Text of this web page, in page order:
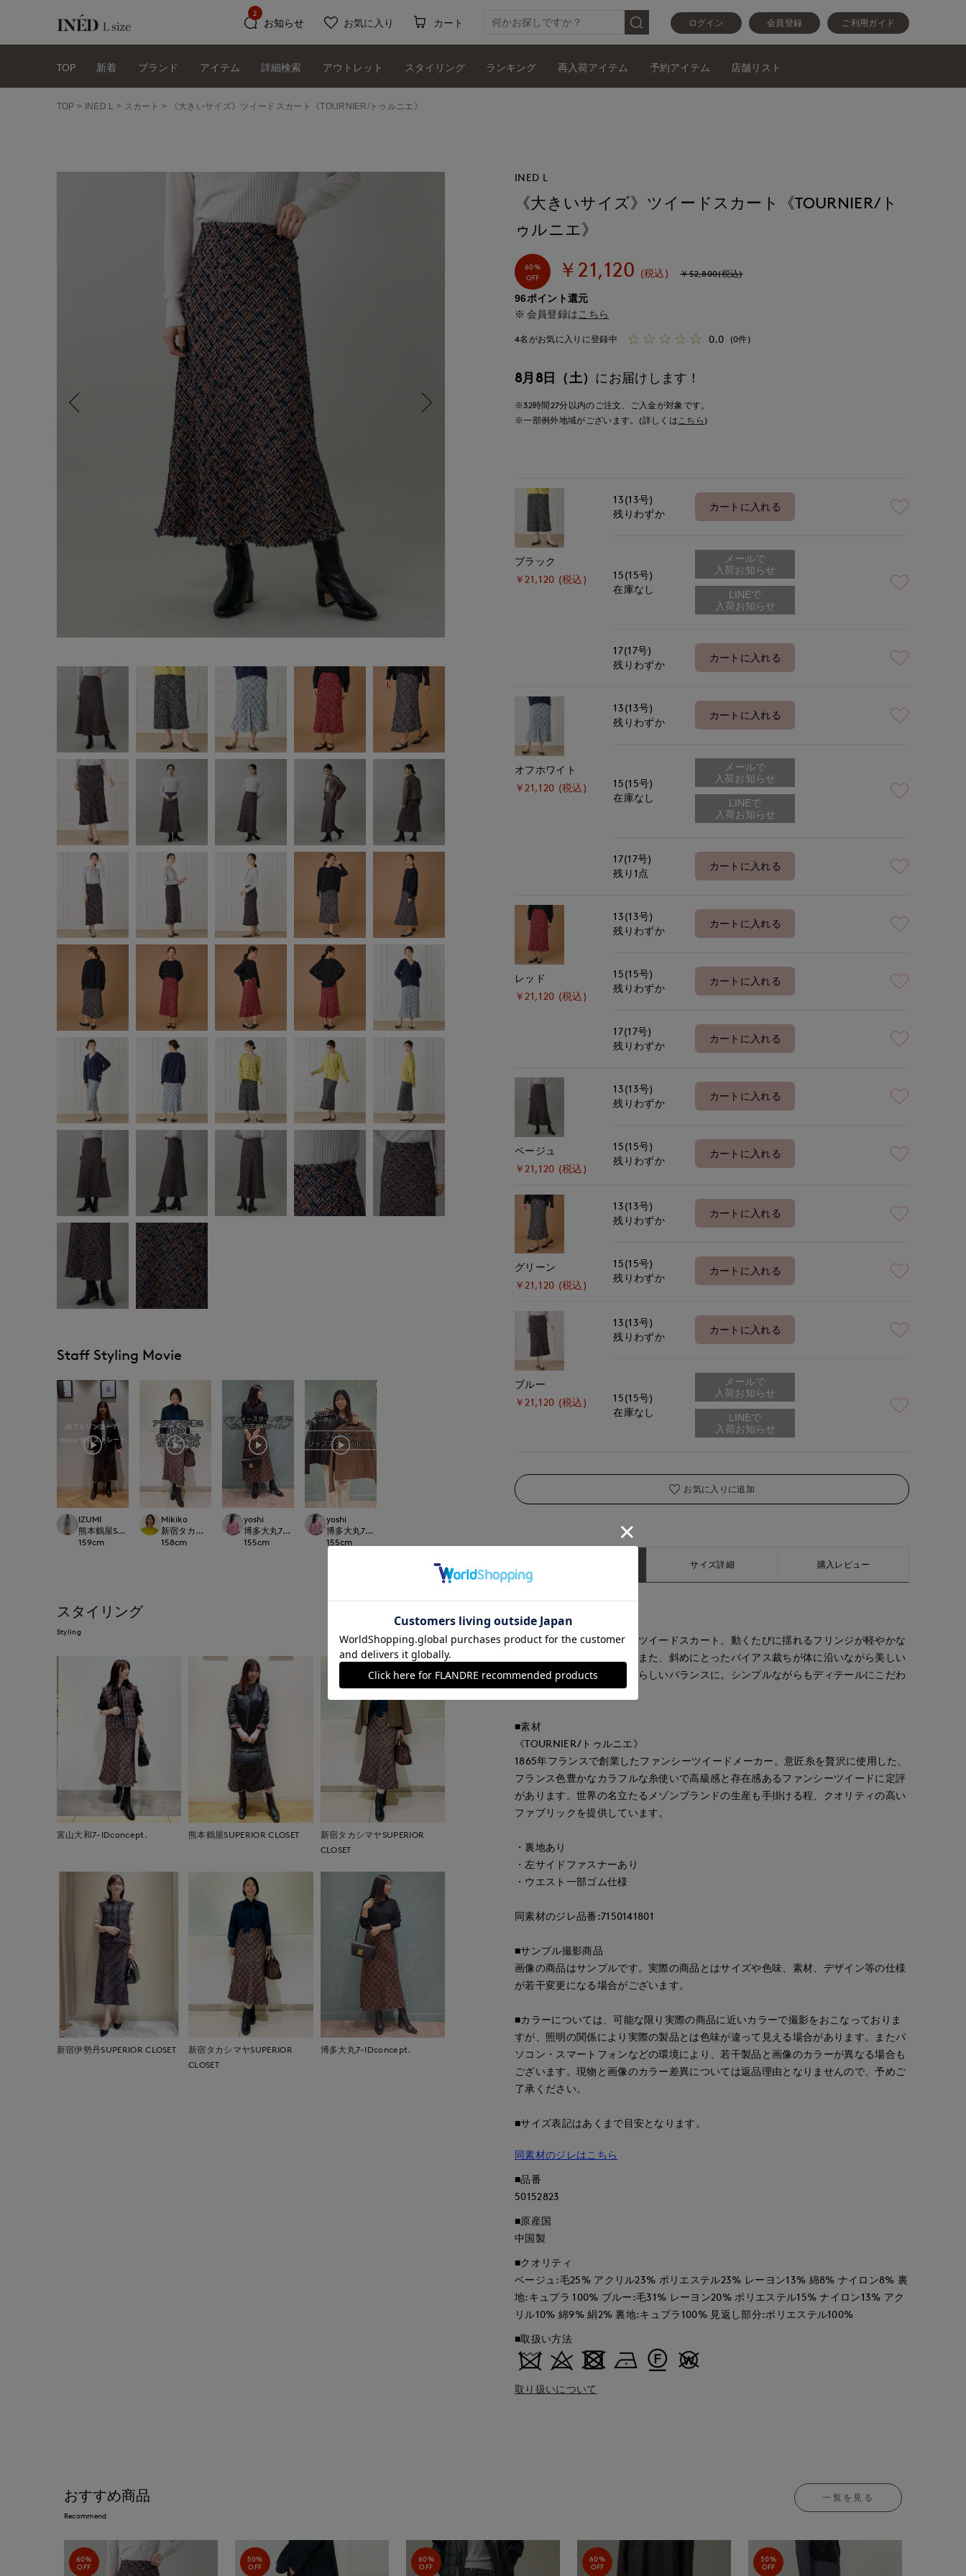
ログイン 会員登録 ご利用ガイド
お知らせ
2
お気に入り カート
TOP 新着 ブランド アイテム 詳細検索 アウトレット スタイリング ランキング 再入荷アイテム 予約アイテム 店舗リスト
TOP INED L スカート 《大きいサイズ》ツイードスカート《TOURNIER/トゥルニエ》
Staff Styling Movie
IZUMI
熊本鶴屋SUPERIOR CLOSET
159cm
Mikiko
新宿タカシマヤSUPERIOR CLOSET
158cm
yoshi
博多大丸7-IDconcept.
155cm
yoshi
博多大丸7-IDconcept.
155cm
スタイリング
Styling
富山大和7-IDconcept. 熊本鶴屋SUPERIOR CLOSET
新宿タカシマヤSUPERIOR
CLOSET
新宿伊勢丹SUPERIOR CLOSET
新宿タカシマヤSUPERIOR
CLOSET
博多大丸7-IDconcept.
INED L
《大きいサイズ》ツイードスカート《TOURNIER/ト
ゥルニエ》
60%
OFF
￥21,120 (税込) ￥52,800(税込)
96ポイント還元
会員登録は こちら
4名がお気に入りに登録中 0.0 (0件)
8月8日（土） にお届けします！
※32時間27分以内のご注文、ご入金が対象です。
※一部例外地域がございます。(詳しくはこちら )
ブラック
￥21,120 (税込)
13(13号)
残りわずか
カートに入れる
15(15号)
在庫なし
メールで
入荷お知らせ
17(17号)
残りわずか
カートに入れる
オフホワイト
￥21,120 (税込)
13(13号)
残りわずか
カートに入れる
15(15号)
在庫なし
メールで
入荷お知らせ
17(17号)
残り1点
カートに入れる
レッド
￥21,120 (税込)
13(13号)
残りわずか
カートに入れる
15(15号)
残りわずか
カートに入れる
17(17号)
残りわずか
カートに入れる
ベージュ
￥21,120 (税込)
13(13号)
残りわずか
カートに入れる
15(15号)
残りわずか
カートに入れる
グリーン
￥21,120 (税込)
13(13号)
残りわずか
カートに入れる
15(15号)
残りわずか
カートに入れる
ブルー
￥21,120 (税込)
13(13号)
残りわずか
カートに入れる
15(15号)
在庫なし
メールで
入荷お知らせ
お気に入りに追加
サイズ詳細 購入レビュー
■デザイ
フリンジ使いがポイントのツイードスカート。動くたびに揺れるフリンジが軽やかな
印象を演出してくれます。また、斜めにとったバイアス裁ちが体に沿いながら美しい
ドレープを作り出し、女性らしいバランスに。シンプルながらもディテールにこだわ
った1枚です。
■素材
《TOURNIER/トゥルニエ》
1865年フランスで創業したファンシーツイードメーカー。意匠糸を贅沢に使用した、
フランス色豊かなカラフルな糸使いで高級感と存在感あるファンシーツイードに定評
があります。世界の名立たるメゾンブランドの生産も手掛ける程、クオリティの高い
ファブリックを提供しています。
・裏地あり
・左サイドファスナーあり
・ウエスト一部ゴム仕様
同素材のジレ品番:7150141801
■サンプル撮影商品
画像の商品はサンプルです。実際の商品とはサイズや色味、素材、デザイン等の仕様
が若干変更になる場合がございます。
■カラーについては、可能な限り実際の商品に近いカラーで撮影をおこなっておりま
すが、照明の関係により実際の製品とは色味が違って見える場合があります。またパ
ソコン・スマートフォンなどの環境により、若干製品と画像のカラーが異なる場合も
ございます。現物と画像のカラー差異については返品理由となりませんので、予めご
了承ください。
■サイズ表記はあくまで目安となります。
同素材のジレはこちら
■品番
50152823
■原産国
中国製
■クオリティ
ベージュ:毛25% アクリル23% ポリエステル23% レーヨン13% 綿8% ナイロン8% 裏
地:キュプラ 100% ブルー:毛31% レーヨン20% ポリエステル15% ナイロン13% アク
リル10% 綿9% 絹2% 裏地:キュプラ100% 見返し部分:ポリエステル100%
■取扱い方法
取り扱いについて
おすすめ商品
Recommend
一覧を見る
60%
OFF
50%
OFF
60%
OFF
60%
OFF
50%
OFF